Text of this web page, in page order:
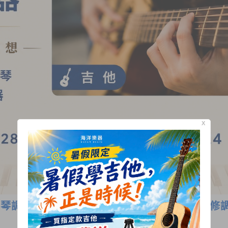
調音保養 專營各式中西樂器 全方位樂器維修
X